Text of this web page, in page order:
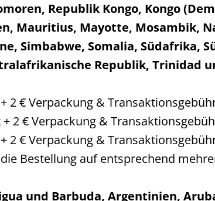
Republik Kongo, Kongo
Mauritius, Mayotte, Mosambik,
Simbabwe, Somalia, Südafrika,
Republik, Trinidad
2 € Verpackung &
2 € Verpackung &
2 € Verpackung &
Bestellung auf entsprechend
und Barbuda, Argentinien,